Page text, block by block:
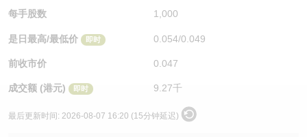
每手股数 1,000
是日最高/最低价 即时 0.054/0.049
前收市价 0.047
成交额 (港元) 即时 9.27千
最后更新时间: 2026-08-07 16:20 (15分钟延迟)
认股证/牛熊证日志
认股证文件及公告
牛熊证到期结算价查找
牛熊证分析仪
中资ETFs溢价比较
AH 股价对照